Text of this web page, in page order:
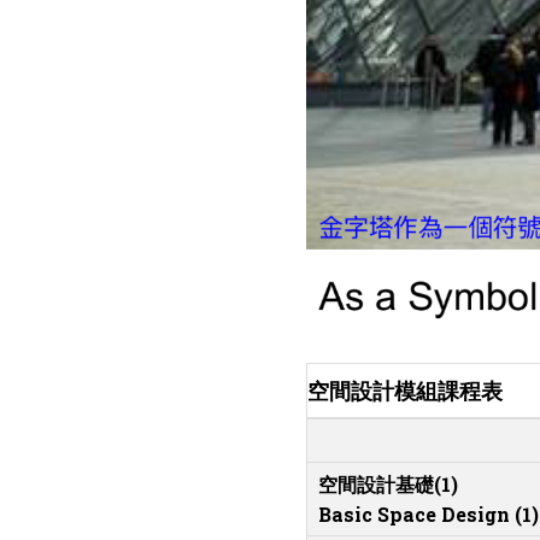
空間設計模組課程表
空間設計基礎(1)
Basic Space Design (1)